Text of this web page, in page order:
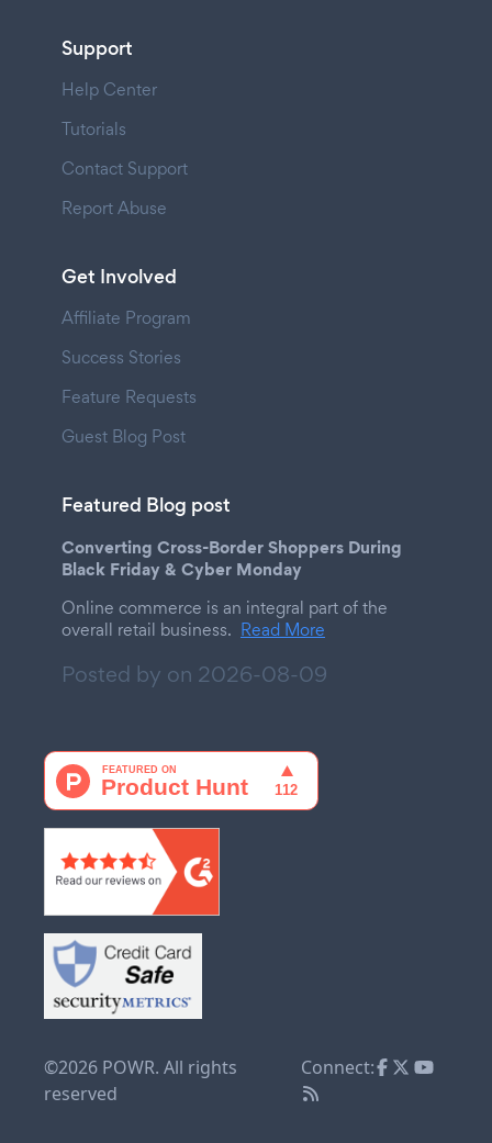
Support
Help Center
Tutorials
Contact Support
Report Abuse
Get Involved
Affiliate Program
Success Stories
Feature Requests
Guest Blog Post
Featured Blog post
Converting Cross-Border Shoppers During
Black Friday & Cyber Monday
Online commerce is an integral part of the
overall retail business. Read More
Posted by on 2026-08-09
©2026 POWR. All rights
reserved
Connect: